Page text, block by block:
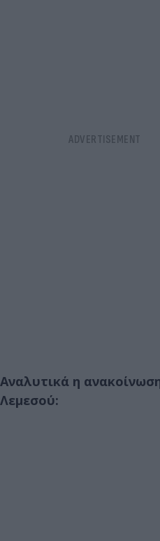
Αναλυτικά η
Λεμεσού: